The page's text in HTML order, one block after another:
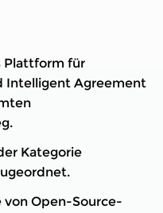
Plattform für
Intelligent Agreement
Kategorie
von Open-Source-